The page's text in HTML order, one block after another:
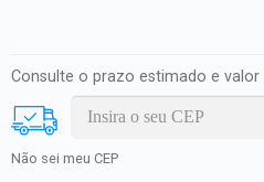
Consulte o prazo estimado e valor
Não sei meu CEP